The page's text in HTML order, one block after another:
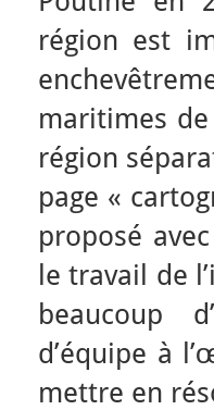
région est
maritimes
région
page «
proposé
le travail de
beaucoup
d’équipe à
mettre en